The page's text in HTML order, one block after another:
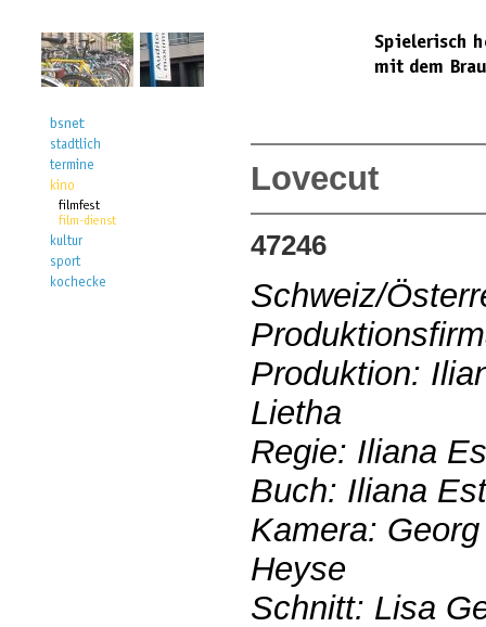
Lovecut
47246
Schweiz/
Produktion:
Lietha
Regie: Iliana
Buch: Iliana
Kamera:
Heyse
Schnitt: Lisa